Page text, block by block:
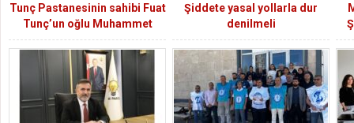
Tunç Pastanesinin sahibi Fuat
Tunç’un oğlu Muhammet
Selim erkekliğe ilk adımını
attı
Şiddete yasal yollarla dur
denilmeli